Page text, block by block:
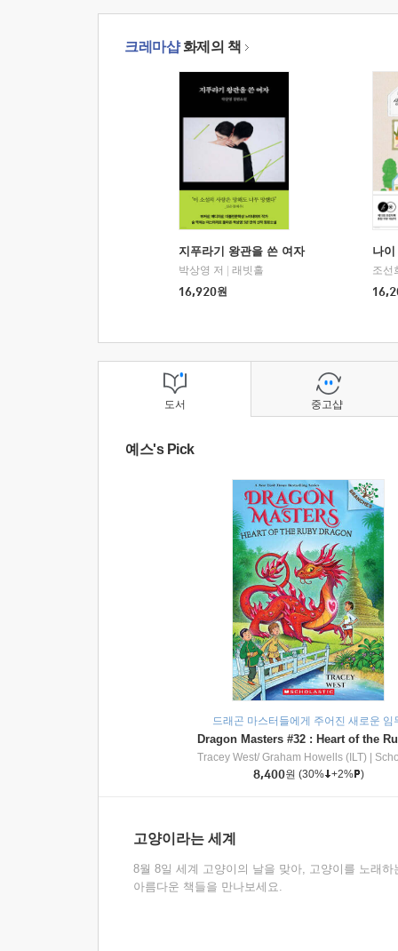
크레마샵화제의 책
지푸라기 왕관을 쓴 여자
박상영 저
래빗홀
16,920원
나
조선
도서
예스's Pick
드래곤 마스터들에게 주어진 새로운 임
Tracey West/ Graham Howells (ILT)
8,400원 (30% +2% )
고양이라는 세계
8월 8일 세계 고양이의 날을 맞아, 고양이를 노래하
아름다운 책들을 만나보세요.
중고샵